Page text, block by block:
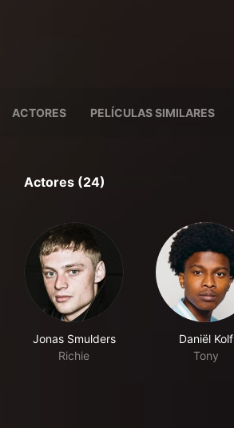
ACTORES PELÍCULAS SIMILARES
Actores (24)
Jonas Smulders
Richie
Daniël Kolf
Tony